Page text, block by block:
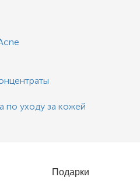
по уходу за кожей
Подарки